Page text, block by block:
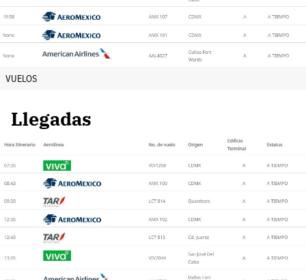
VUELOS
Llegadas